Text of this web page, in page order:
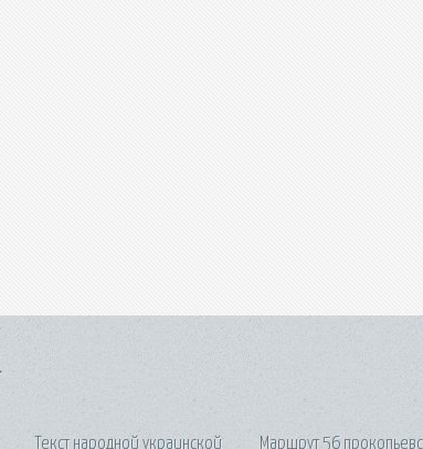
Текст народной украинской Маршрут 56